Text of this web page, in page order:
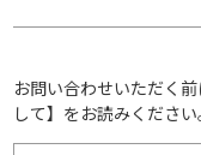
お問い合わせいただく
して】をお読みください